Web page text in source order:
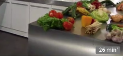
26 min'